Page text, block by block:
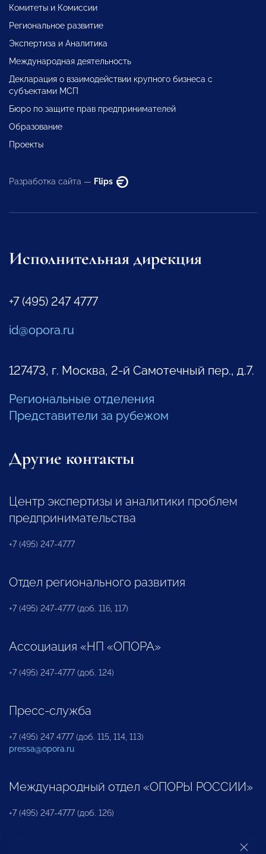
Комитеты и Комиссии
Региональное развитие
Экспертиза и Аналитика
Международная деятельность
Декларация о взаимодействии крупного бизнеса с
субъектами МСП
Бюро по защите прав предпринимателей
Образование
Проекты
Разработка сайта — Flips
Исполнительная дирекция
+7 (495) 247 4777
id@opora.ru
127473, г. Москва, 2-й Самотечный пер., д.7.
Региональные отделения
Представители за рубежом
Другие контакты
Центр экспертизы и аналитики проблем
предпринимательства
+7 (495) 247-4777
Отдел регионального развития
+7 (495) 247-4777 (доб. 116, 117)
Ассоциация «НП «ОПОРА»
+7 (495) 247-4777 (доб. 124)
Пресс-служба
+7 (495) 247 4777 (доб. 115, 114, 113)
pressa@opora.ru
Международный отдел «ОПОРЫ РОССИИ»
+7 (495) 247-4777 (доб. 126)